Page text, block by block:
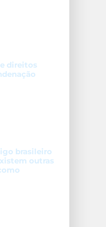
direitos
brasileiro
outras